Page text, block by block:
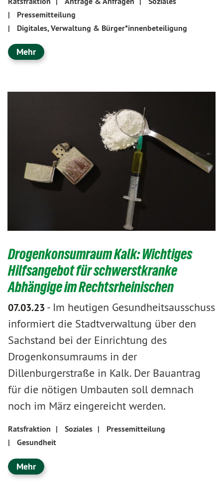
|
Pressemitteilung
|
Digitales, Verwaltung & Bürger*innenbeteiligung
Mehr
Drogenkonsumraum Kalk: Wichtiges
Hilfsangebot für schwerstkranke
Abhängige im Rechtsrheinischen
07.03.23 - Im heutigen Gesundheitsausschuss
informiert die Stadtverwaltung über den
Sachstand bei der Einrichtung des
Drogenkonsumraums in der
Dillenburgerstraße in Kalk. Der Bauantrag
für die nötigen Umbauten soll demnach
noch im März eingereicht werden.
Ratsfraktion | Soziales |
Pressemitteilung
|
Gesundheit
Mehr